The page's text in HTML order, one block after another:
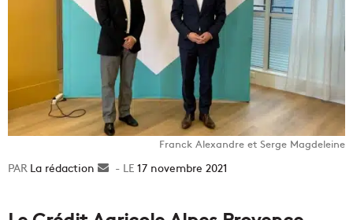
Franck Alexandre et Serge Magdeleine
La rédaction
Envoyer17 novembre 2021